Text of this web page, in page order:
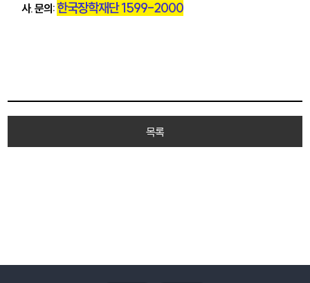
사. 문의: 한국장학재단 1599-2000
목록